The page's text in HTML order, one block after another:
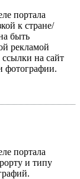
портала
к стране/
быть
рекламой
на сайт
фотографии.
портала
и типу